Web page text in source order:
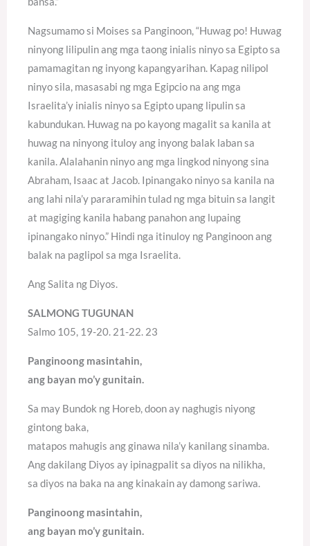
Nagsumamo si Moises sa Panginoon, “Huwag po! Huwag
ninyong lilipulin ang mga taong inialis ninyo sa Egipto sa
pamamagitan ng inyong kapangyarihan. Kapag nilipol
ninyo sila, masasabi ng mga Egipcio na ang mga
Israelita’y inialis ninyo sa Egipto upang lipulin sa
kabundukan. Huwag na po kayong magalit sa kanila at
huwag na ninyong ituloy ang inyong balak laban sa
kanila. Alalahanin ninyo ang mga lingkod ninyong sina
Abraham, Isaac at Jacob. Ipinangako ninyo sa kanila na
ang lahi nila’y pararamihin tulad ng mga bituin sa langit
at magiging kanila habang panahon ang lupaing
ipinangako ninyo.” Hindi nga itinuloy ng Panginoon ang
balak na paglipol sa mga Israelita.
Ang Salita ng Diyos.
SALMONG TUGUNAN
Salmo 105, 19-20. 21-22. 23
Panginoong masintahin,
ang bayan mo’y gunitain.
Sa may Bundok ng Horeb, doon ay naghugis niyong
gintong baka,
matapos mahugis ang ginawa nila’y kanilang sinamba.
Ang dakilang Diyos ay ipinagpalit sa diyos na nilikha,
sa diyos na baka na ang kinakain ay damong sariwa.
Panginoong masintahin,
ang bayan mo’y gunitain.